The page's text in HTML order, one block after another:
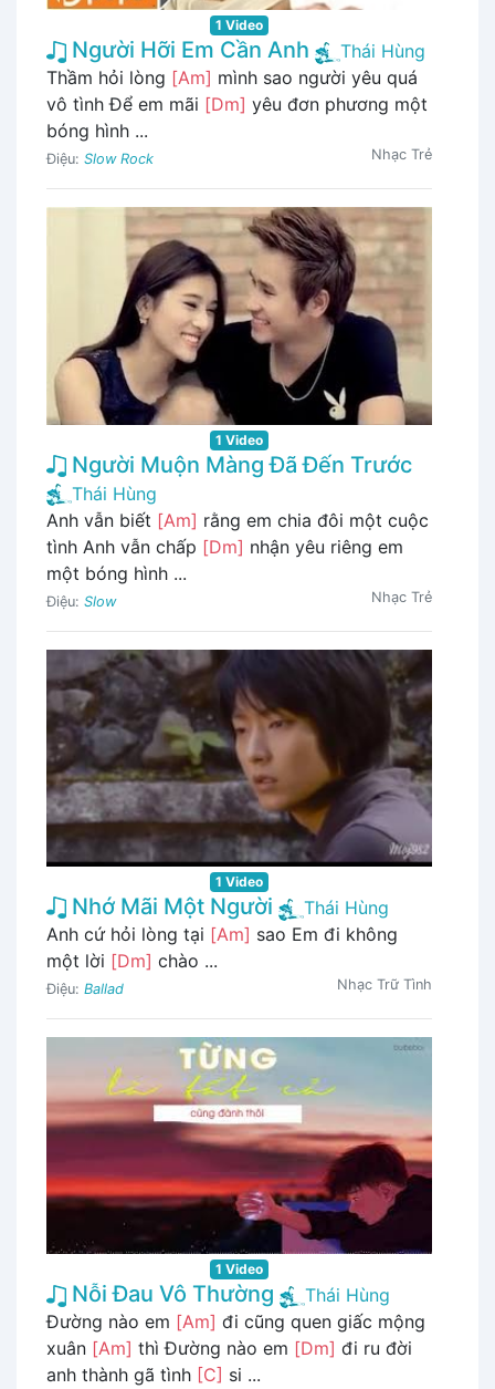
1 Video
Người Hỡi Em Cần Anh
Thái Hùng
Thầm hỏi lòng [Am] mình sao người yêu quá
vô tình Để em mãi [Dm] yêu đơn phương một
bóng hình ...
Điệu: Slow Rock Nhạc Trẻ
1 Video
Người Muộn Màng Đã Đến Trước
Thái Hùng
Anh vẫn biết [Am] rằng em chia đôi một cuộc
tình Anh vẫn chấp [Dm] nhận yêu riêng em
một bóng hình ...
Điệu: Slow Nhạc Trẻ
1 Video
Nhớ Mãi Một Người
Thái Hùng
Anh cứ hỏi lòng tại [Am] sao Em đi không
một lời [Dm] chào ...
Điệu: Ballad Nhạc Trữ Tình
1 Video
Nỗi Đau Vô Thường
Thái Hùng
Đường nào em [Am] đi cũng quen giấc mộng
xuân [Am] thì Đường nào em [Dm] đi ru đời
anh thành gã tình [C] si ...